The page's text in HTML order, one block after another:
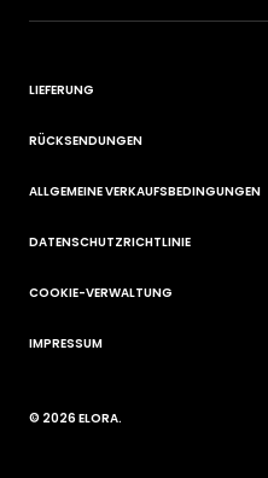
LIEFERUNG
RÜCKSENDUNGEN
ALLGEMEINE VERKAUFSBEDINGUNGEN
DATENSCHUTZRICHTLINIE
COOKIE-VERWALTUNG
IMPRESSUM
© 2026ELORA.